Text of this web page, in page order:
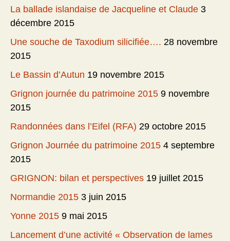
La ballade islandaise de Jacqueline et Claude 3
décembre 2015
Une souche de Taxodium silicifiée…. 28 novembre
2015
Le Bassin d’Autun 19 novembre 2015
Grignon journée du patrimoine 2015 9 novembre
2015
Randonnées dans l’Eifel (RFA) 29 octobre 2015
Grignon Journée du patrimoine 2015 4 septembre
2015
GRIGNON: bilan et perspectives 19 juillet 2015
Normandie 2015 3 juin 2015
Yonne 2015 9 mai 2015
Lancement d’une activité « Observation de lames